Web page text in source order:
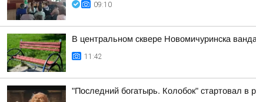
09:10
В центральном сквере Новомичуринска
11:42
"Последний богатырь. Колобок" стартовал в